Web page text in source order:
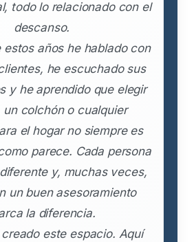
todo lo relacionado con el
descanso.
estos años he hablado con
he escuchado sus
y he aprendido que elegir
un colchón o cualquier
el hogar no siempre es
parece. Cada persona
y, muchas veces,
un buen asesoramiento
la diferencia.
este espacio. Aquí